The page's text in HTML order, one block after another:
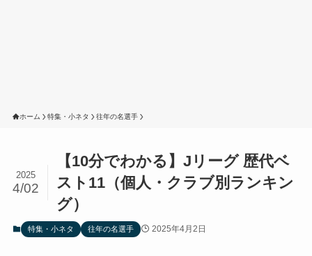
ホーム 特集・小ネタ 往年の名選手
【10分でわかる】Jリーグ 歴代ベ
スト11（個人・クラブ別ランキン
グ）
2025
4/02
特集・小ネタ 往年の名選手 2025年4月2日